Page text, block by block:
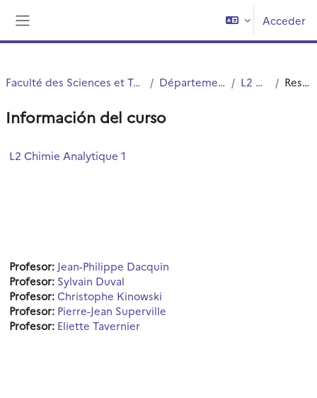
Acceder
Faculté des Sciences et Technologies (FST) Département Chimie L2 Chimie Resumen
Información del curso
L2 Chimie Analytique 1
Profesor: Jean-Philippe Dacquin
Profesor: Sylvain Duval
Profesor:Christophe Kinowski
Profesor: Pierre-Jean Superville
Profesor: Eliette Tavernier